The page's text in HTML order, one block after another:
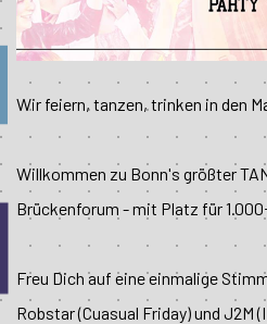
Wir feiern, tanzen, trinken in den
Willkommen zu Bonn's größter
Brückenforum - mit Platz für
Freu Dich auf eine einmalige
Robstar (Cuasual Friday) und J2M